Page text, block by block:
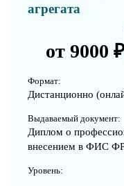
агрегата
от 9000 ₽
Формат:
Дистанционно
Выдаваемый документ:
Диплом о
внесением в ФИС
Уровень: